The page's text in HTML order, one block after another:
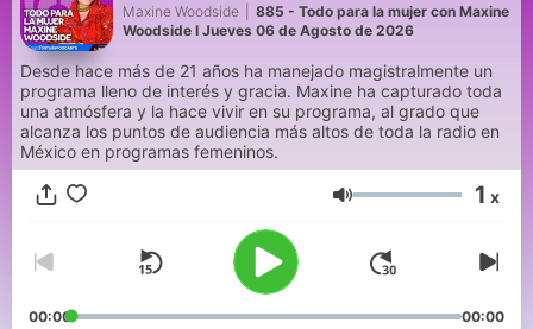
Maxine Woodside
885 - Todo para la mujer con Maxine
Woodside I Jueves 06 de Agosto de 2026
Desde hace más de 21 años ha manejado magistralmente un
programa lleno de interés y gracia. Maxine ha capturado toda
una atmósfera y la hace vivir en su programa, al grado que
alcanza los puntos de audiencia más altos de toda la radio en
México en programas femeninos.
Volume 1 x
00:00 00:00